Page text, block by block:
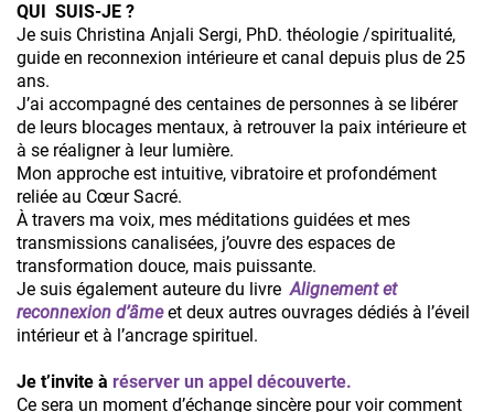
QUI SUIS-JE ?
Je suis Christina Anjali Sergi, PhD. théologie /spiritualité,
guide en reconnexion intérieure et canal depuis plus de 25
ans.
J’ai accompagné des centaines de personnes à se libérer
de leurs blocages mentaux, à retrouver la paix intérieure et
à se réaligner à leur lumière.
Mon approche est intuitive, vibratoire et profondément
reliée au Cœur Sacré.
À travers ma voix, mes méditations guidées et mes
transmissions canalisées, j’ouvre des espaces de
transformation douce, mais puissante.
Je suis également auteure du livreAlignement et
reconnexion d’âmeet deux autres ouvrages dédiés à l’éveil
intérieur et à l’ancrage spirituel.
Je t’invite à réserver un appel découverte.
Ce sera un moment d’échange sincère pour voir comment